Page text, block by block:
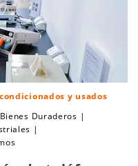
y usados
Bienes Duraderos |
|